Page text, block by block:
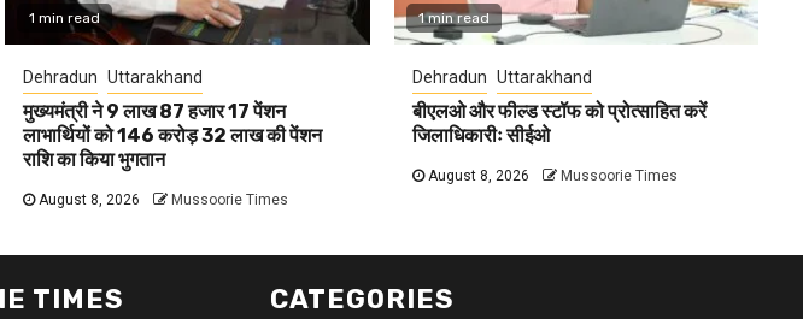
1 min read
Dehradun Uttarakhand
मुख्यमंत्री ने 9 लाख 87 हजार 17 पेंशन
लाभार्थियों को 146 करोड़ 32 लाख की पेंशन
राशि का किया भुगतान
August 8, 2026 Mussoorie Times
1 min read
Dehradun Uttarakhand
बीएलओ और फील्ड स्टॉफ को प्रोत्साहित करें
जिलाधिकारीः सीईओ
August 8, 2026 Mussoorie Times
TIMES CATEGORIES